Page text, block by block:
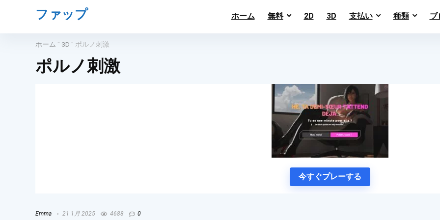
ファップ ホーム 無料 2D 3D 支払い 種類 ブ
ホーム " 3D " ポルノ刺激
ポルノ刺激
今すぐプレーする
Emma 21 1月 2025 4688 0